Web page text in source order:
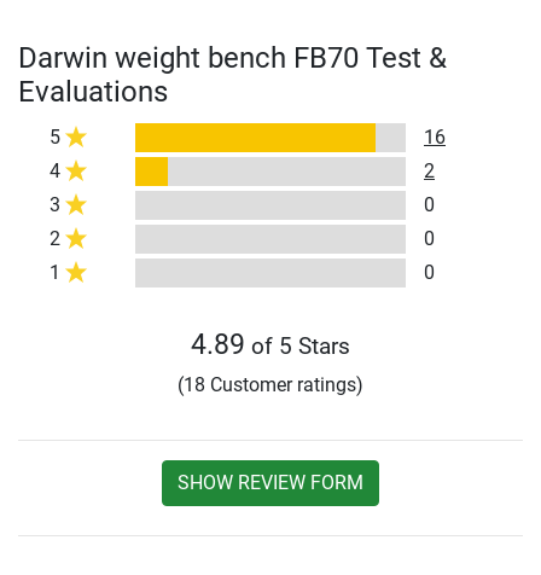
Darwin weight bench FB70 Test &
Evaluations
5
16
4
2
3
0
2
0
1
0
4.89 of 5 Stars
(18 Customer ratings)
SHOW REVIEW FORM